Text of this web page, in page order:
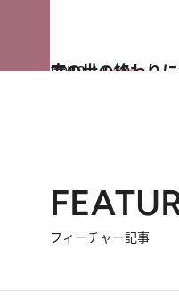
2018.11.10
この世の終わりに食べたいものは？ 心理テストで知る「恋愛中の自立度」
占い
フィーチャー記事